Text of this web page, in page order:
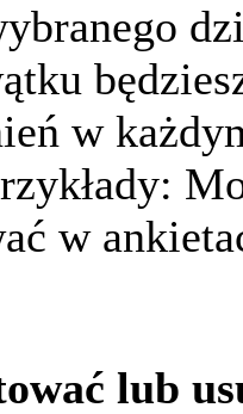
w
w
lub